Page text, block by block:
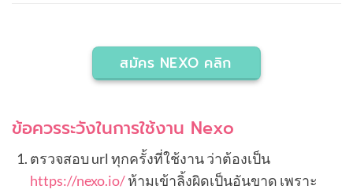
สมัคร NEXO คลิก
ข้อควรระวังในการใช้งาน Nexo
ตรวจสอบ url ทุกครั้งที่ใช้งาน ว่าต้องเป็น
https://nexo.io/ห้ามเข้าลิ้งผิดเป็นอันขาด เพราะ